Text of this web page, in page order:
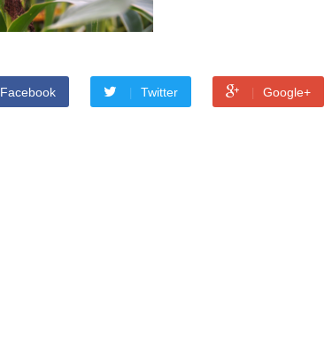
Facebook Twitter Google+